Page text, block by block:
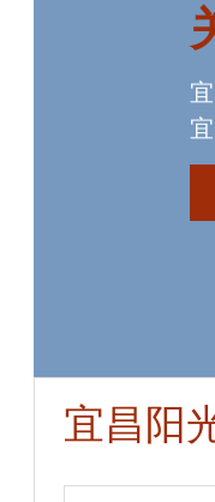
宜昌阳